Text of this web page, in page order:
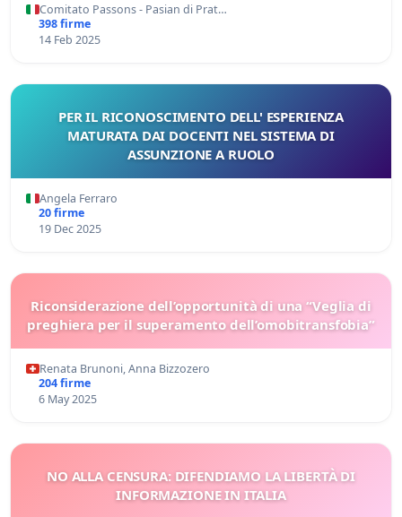
Comitato Passons - Pasian di Prat…
398 firme
14 Feb 2025
PER IL RICONOSCIMENTO DELL' ESPERIENZA
MATURATA DAI DOCENTI NEL SISTEMA DI
ASSUNZIONE A RUOLO
Angela Ferraro
20 firme
19 Dec 2025
Riconsiderazione dell’opportunità di una “Veglia di
preghiera per il superamento dell’omobitransfobia”
Renata Brunoni, Anna Bizzozero
204 firme
6 May 2025
NO ALLA CENSURA: DIFENDIAMO LA LIBERTÀ DI
INFORMAZIONE IN ITALIA